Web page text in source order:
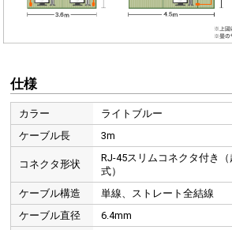
仕様
カラー
ライトブルー
ケーブル長
3m
コネクタ形状
RJ-45スリムコネクタ付き
式）
ケーブル構造
単線、ストレート全結線
ケーブル直径
6.4mm